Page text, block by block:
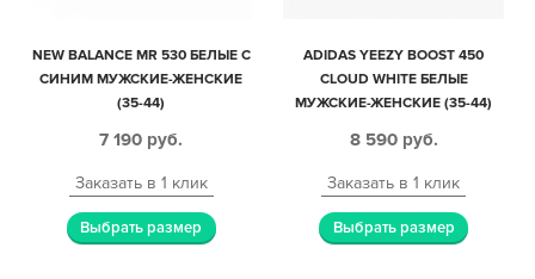
NEW BALANCE MR 530 БЕЛЫЕ С
СИНИМ МУЖСКИЕ-ЖЕНСКИЕ
(35-44)
7 190 руб.
Заказать в 1 клик
Выбрать размер
ADIDAS YEEZY BOOST 450
CLOUD WHITE БЕЛЫЕ
МУЖСКИЕ-ЖЕНСКИЕ (35-44)
8 590 руб.
Заказать в 1 клик
Выбрать размер